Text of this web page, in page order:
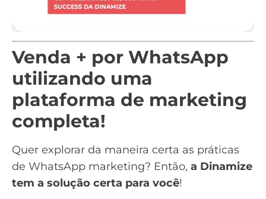
Venda + por WhatsApp
utilizando uma
plataforma de marketing
completa!
Quer explorar da maneira certa as práticas
de WhatsApp marketing? Então, a Dinamize
tem a solução certa para você!